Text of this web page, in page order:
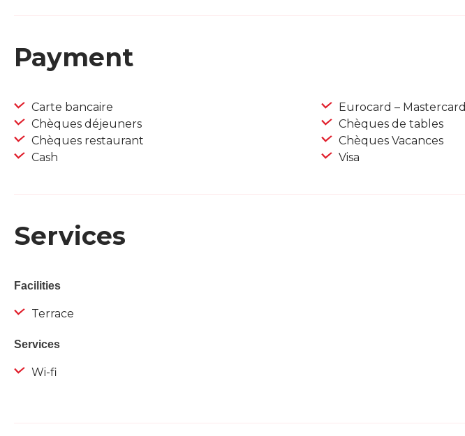
Payment
Carte bancaire
Chèques déjeuners
Chèques restaurant
Cash
Eurocard – Mastercard
Chèques de tables
Chèques Vacances
Visa
Services
Facilities
Terrace
Services
Wi-fi